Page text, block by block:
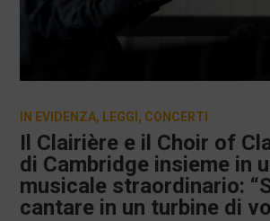
Il Clairière e il Choir of
di Cambridge insieme in
musicale straordinario:
cantare in un turbine di
IN EVIDENZA, LEGGI, CONCERTI